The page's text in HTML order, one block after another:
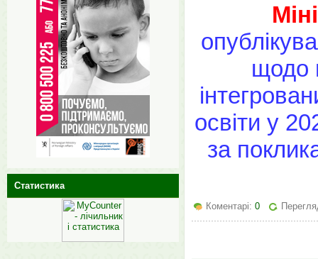
щодо
освіти у
за
Коментарі: 0
Статистика